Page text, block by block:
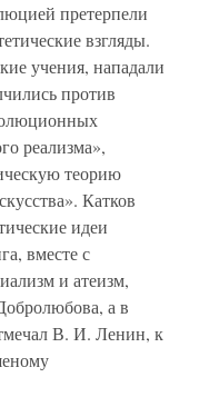
претерпели
взгляды.
учения, нападали
против
реализма»,
теорию
Катков
идеи
вместе с
и атеизм,
а в
В. И. Ленин, к